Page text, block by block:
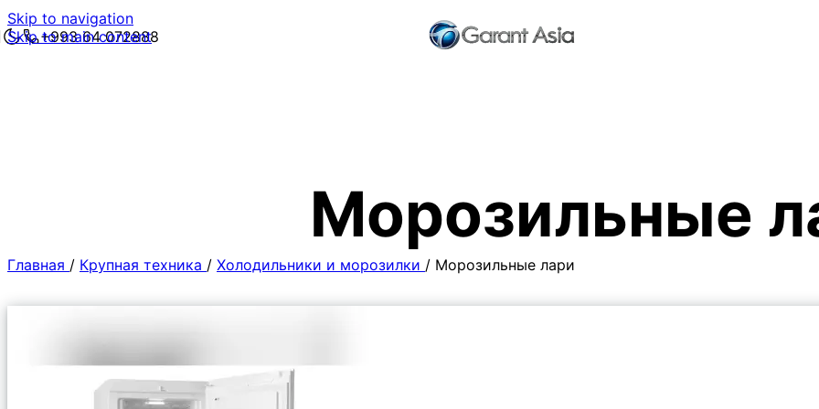
Skip to navigation
Skip to main content
+993 64 072888
Морозильные
Главная / Крупная техника / Холодильники и морозилки / Морозильные лари